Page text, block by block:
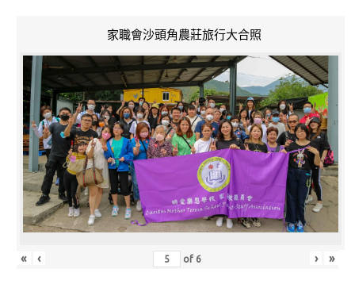
家職會沙頭角農莊旅行大合照
« ‹ of 6 › »